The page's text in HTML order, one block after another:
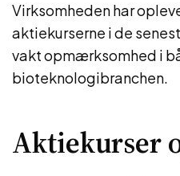
Virksomheden har
aktiekurserne i de
vakt opmærksomhed i
bioteknologibranchen.
Aktiekurser